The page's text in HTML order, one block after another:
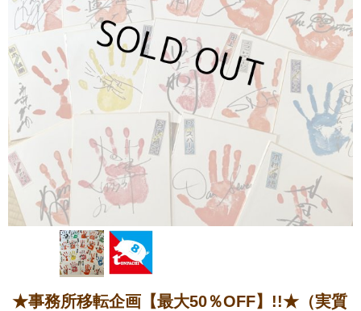
★事務所移転企画【最大50％OFF】!!★（実質